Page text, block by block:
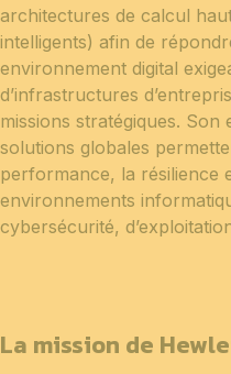
architectures de calcul
intelligents) afin de
environnement digital
d’infrastructures
missions stratégiques.
solutions globales
performance, la résilience
environnements
cybersécurité,
La mission de